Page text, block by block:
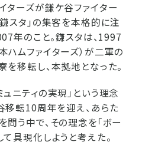
ターズが鎌ケ谷ファイター
スタ」の集客を本格的に注
年のこと。鎌スタは、1997
ハムファイターズ）が二軍の
移転し、本拠地となった。
ニティの実現」という理念
移転10周年を迎え、あらた
う中で、その理念を「ボー
具現化しようと考えた。